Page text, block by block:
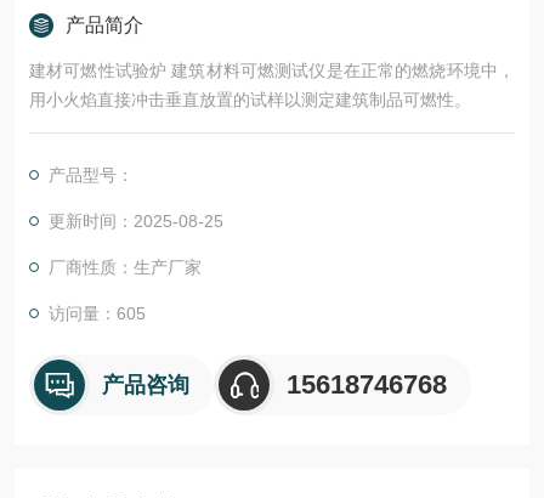
产品简介
建材可燃性试验炉 建筑材料可燃测试仪是在正常的燃烧环境中，
用小火焰直接冲击垂直放置的试样以测定建筑制品可燃性。
产品型号：
更新时间：2025-08-25
厂商性质：生产厂家
访问量：605
产品咨询 15618746768